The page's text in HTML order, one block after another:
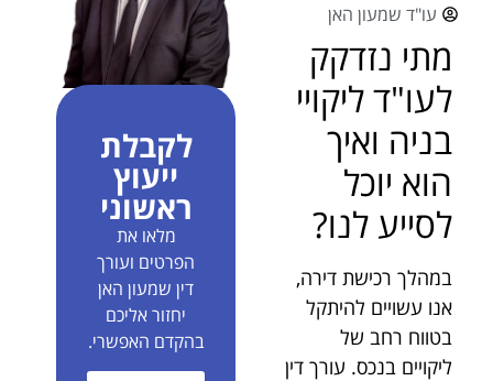
עו"ד שמעון האן
מתי נזדקק
לעו"ד ליקויי
בניה ואיך
הוא יוכל
לסייע לנו?
במהלך רכישת דירה,
אנו עשויים להיתקל
בטווח רחב של
ליקויים בנכס. עורך דין
לקבלת
ייעוץ
ראשוני
מלאו את
הפרטים ועורך
דין שמעון האן
יחזור אליכם
בהקדם האפשרי.